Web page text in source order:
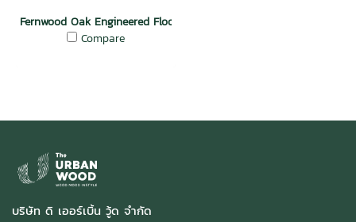
Fernwood Oak Engineered Floor
Compare
บริษัท ดิ เออร์เบิ้น วู้ด จำกัด